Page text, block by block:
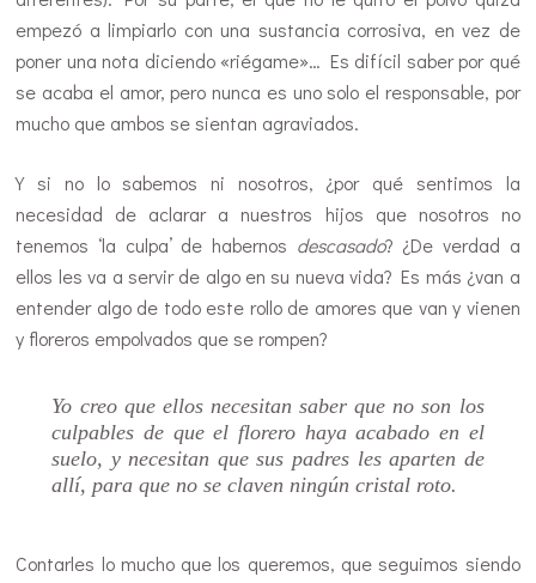
empezó a limpiarlo con una sustancia corrosiva, en vez de
poner una nota diciendo «riégame»… Es difícil saber por qué
se acaba el amor, pero nunca es uno solo el responsable, por
mucho que ambos se sientan agraviados.
Y si no lo sabemos ni nosotros, ¿por qué sentimos la
necesidad de aclarar a nuestros hijos que nosotros no
tenemos ‘la culpa’ de habernos descasado? ¿De verdad a
ellos les va a servir de algo en su nueva vida? Es más ¿van a
entender algo de todo este rollo de amores que van y vienen
y floreros empolvados que se rompen?
Yo creo que ellos necesitan saber que no son los
culpables de que el florero haya acabado en el
suelo, y necesitan que sus padres les aparten de
allí, para que no se claven ningún cristal roto.
Contarles lo mucho que los queremos, que seguimos siendo